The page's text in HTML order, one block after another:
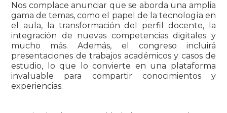
Nos complace anunciar que se aborda una amplia
gama de temas, como el papel de la tecnología en
el aula, la transformación del perfil docente, la
integración de nuevas competencias digitales y
mucho más. Además, el congreso incluirá
presentaciones de trabajos académicos y casos de
estudio, lo que lo convierte en una plataforma
invaluable para compartir conocimientos y
experiencias.